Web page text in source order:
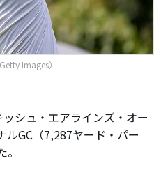
Images）
シュ・エアラインズ・オー
ルGC（7,287ヤード・パー